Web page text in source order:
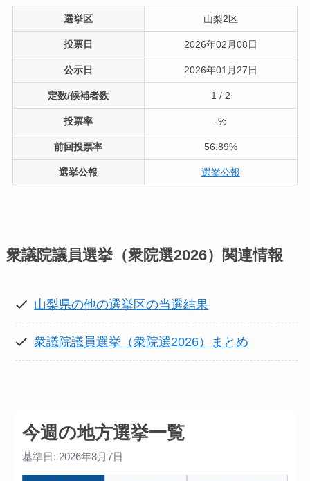
選挙区 山梨2区
投票日 2026年02月08日
公示日 2026年01月27日
定数/候補者数 1 / 2
投票率 -%
前回投票率 56.89%
選挙公報 選挙公報
衆議院議員選挙（衆院選2026） 関連情報
山梨県の他の選挙区の当選結果
衆議院議員選挙（衆院選2026）まとめ
今週の地方選挙一覧
基準日: 2026年8月7日